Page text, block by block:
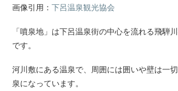
画像引用： 下呂温泉観光協会
「噴泉地」は下呂温泉街の中心を流れる飛騨
です。
河川敷にある温泉で、周囲には囲いや壁は一
泉になっています。